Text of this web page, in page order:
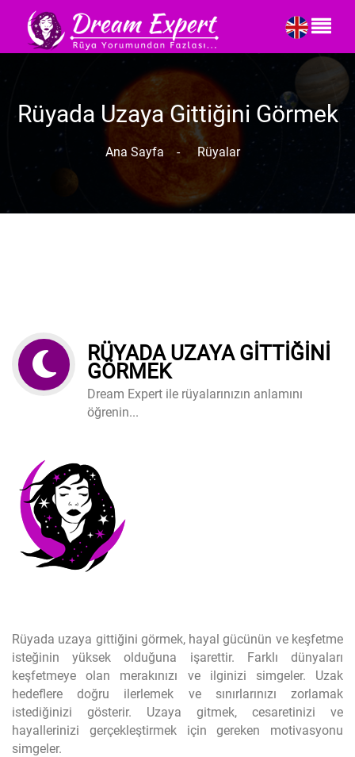
Rüyada Uzaya Gittiğini Görmek
Ana Sayfa - Rüyalar
RÜYADA UZAYA GITTIĞINI
GÖRMEK
Dream Expert ile rüyalarınızın anlamını
öğrenin...
Rüyada uzaya gittiğini görmek, hayal gücünün ve keşfetme
isteğinin yüksek olduğuna işarettir. Farklı dünyaları
keşfetmeye olan merakınızı ve ilginizi simgeler. Uzak
hedeflere doğru ilerlemek ve sınırlarınızı zorlamak
istediğinizi gösterir. Uzaya gitmek, cesaretinizi ve
hayallerinizi gerçekleştirmek için gereken motivasyonu
simgeler.